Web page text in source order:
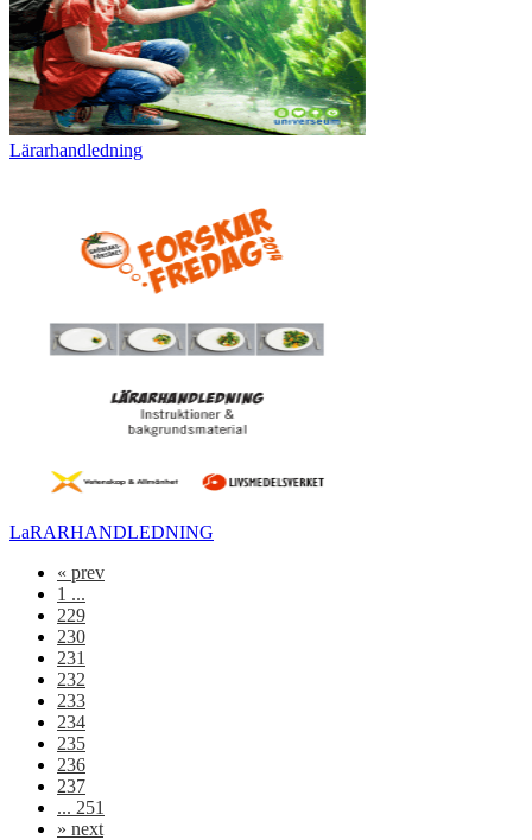
Lärarhandledning
LaRARHANDLEDNING
« prev
1 ...
229
230
231
232
233
234
235
236
237
... 251
» next